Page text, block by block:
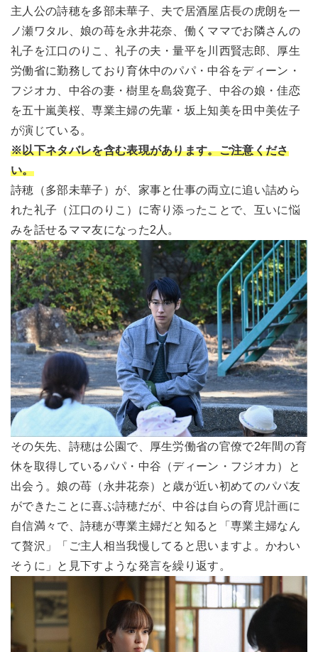
主人公の詩穂を多部未華子、夫で居酒屋店長の虎朗を一
ノ瀬ワタル、娘の苺を永井花奈、働くママでお隣さんの
礼子を江口のりこ、礼子の夫・量平を川西賢志郎、厚生
労働省に勤務しており育休中のパパ・中谷をディーン・
フジオカ、中谷の妻・樹里を島袋寛子、中谷の娘・佳恋
を五十嵐美桜、専業主婦の先輩・坂上知美を田中美佐子
が演じている。
※以下ネタバレを含む表現があります。ご注意くださ
い。
詩穂（多部未華子）が、家事と仕事の両立に追い詰めら
れた礼子（江口のりこ）に寄り添ったことで、互いに悩
みを話せるママ友になった2人。
その矢先、詩穂は公園で、厚生労働省の官僚で2年間の育
休を取得しているパパ・中谷（ディーン・フジオカ）と
出会う。娘の苺（永井花奈）と歳が近い初めてのパパ友
ができたことに喜ぶ詩穂だが、中谷は自らの育児計画に
自信満々で、詩穂が専業主婦だと知ると「専業主婦なん
て贅沢」「ご主人相当我慢してると思いますよ。かわい
そうに」と見下すような発言を繰り返す。